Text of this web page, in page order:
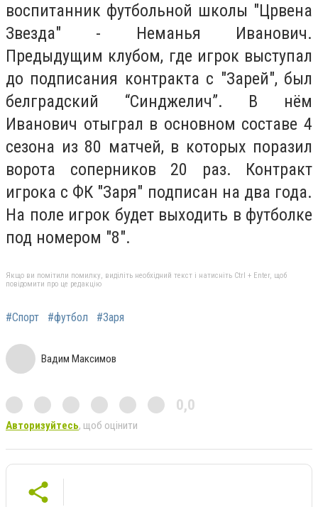
воспитанник футбольной школы "Црвена
Звезда" - Неманья Иванович.
Предыдущим клубом, где игрок выступал
до подписания контракта с "Зарей", был
белградский “Синджелич”. В нём
Иванович отыграл в основном составе 4
сезона из 80 матчей, в которых поразил
ворота соперников 20 раз. Контракт
игрока с ФК "Заря" подписан на два года.
На поле игрок будет выходить в футболке
под номером "8".
Якщо ви помітили помилку, виділіть необхідний текст і натисніть Ctrl + Enter, щоб
повідомити про це редакцію
#Спорт #футбол #Заря
Вадим Максимов
0,0
Авторизуйтесь, щоб оцінити